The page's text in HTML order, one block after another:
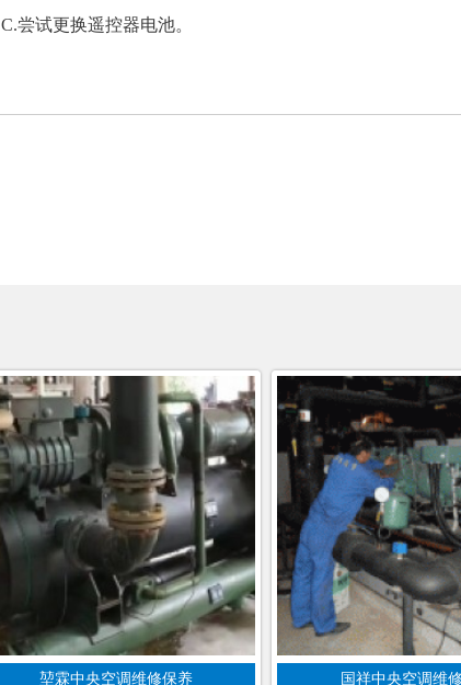
C.尝试更换遥控器电池。
堃霖中央空调维修保养 国祥中央空调维